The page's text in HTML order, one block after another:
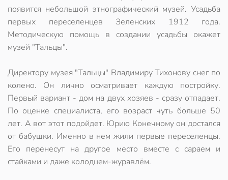
появится небольшой этнографический музей. Усадьба
первых переселенцев Зеленских 1912 года.
Методическую помощь в создании усадьбы окажет
музей "Тальцы".
Директору музея "Тальцы" Владимиру Тихонову снег по
колено. Он лично осматривает каждую постройку.
Первый вариант - дом на двух хозяев - сразу отпадает.
По оценке специалиста, его возраст чуть больше 50
лет. А вот этот подойдет. Юрию Конечному он достался
от бабушки. Именно в нем жили первые переселенцы.
Его перенесут на другое место вместе с сараем и
стайками и даже колодцем-журавлём.